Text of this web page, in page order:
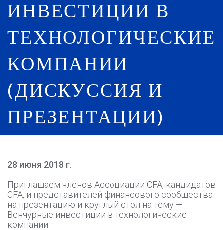
ИНВЕСТИЦИИ В
ТЕХНОЛОГИЧЕСКИЕ
КОМПАНИИ
(ДИСКУССИЯ И
ПРЕЗЕНТАЦИИ)
28 июня 2018 г.
Приглашаем членов Ассоциации CFA, кандидатов
CFA, и представителей финансового сообщества
на презентацию и круглый стол на тему —
Венчурные инвестиции в технологические
компании.